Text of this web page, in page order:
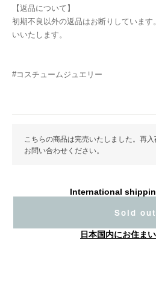
【返品について】
初期不良以外の返品はお断りしていま
いいたします。
#コスチュームジュエリー
こちらの商品は完売いたしました。再
お問い合わせください。
International
Sold out
日本国内にお住ま